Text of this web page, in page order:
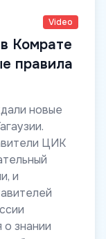
Video
Комрате
правила
новые
ЦИК
и
о знании